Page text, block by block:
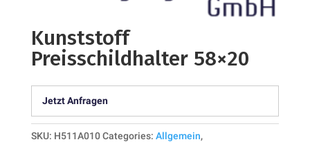
Kunststoff
Preisschildhalter 58×20
Jetzt Anfragen
SKU: H511A010 Categories: Allgemein,